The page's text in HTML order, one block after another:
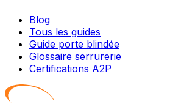
Blog
Tous les guides
Guide porte blindée
Glossaire serrurerie
Certifications A2P